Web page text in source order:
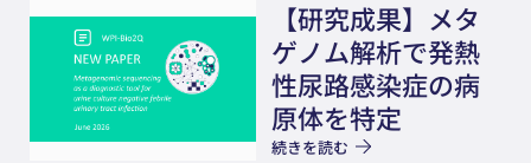
【研究成果】メタ
ゲノム解析で発熱
性尿路感染症の病
原体を特定
続きを読む